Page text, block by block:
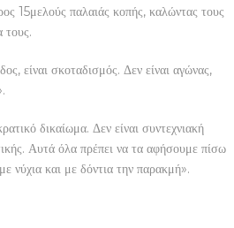
15μελούς παλαιάς κοπής, καλώντας τους
τους.
είναι σκοταδισμός. Δεν είναι αγώνας,
δικαίωμα. Δεν είναι συντεχνιακή
Αυτά όλα πρέπει να τα αφήσουμε πίσω
νύχια και με δόντια την παρακμή».